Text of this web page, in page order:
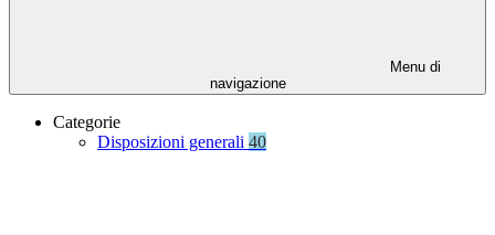
Menu di
navigazione
Categorie
Disposizioni generali 40